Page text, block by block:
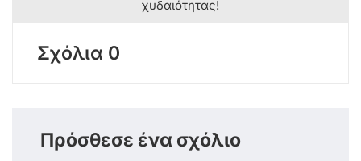
χυδαιότητας!
Σχόλια 0
Πρόσθεσε ένα σχόλιο